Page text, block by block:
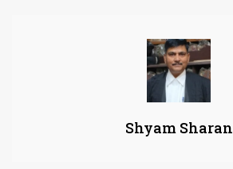
से
जुड़े
पक्के
तो
Shyam Sharan